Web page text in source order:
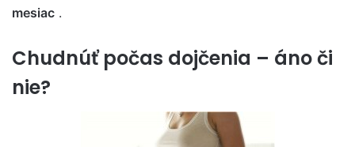
mesiac .
Chudnúť počas dojčenia – áno či
nie?